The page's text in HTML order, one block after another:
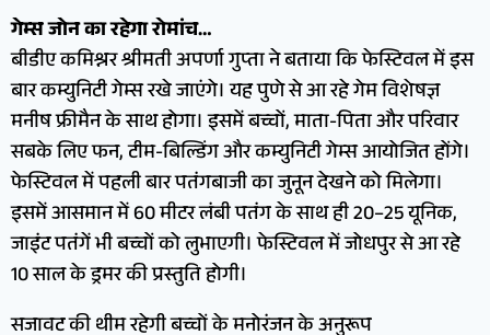
गेम्स जोन का रहेगा रोमांच…
बीडीए कमिश्नर श्रीमती अपर्णा गुप्ता ने बताया कि फेस्टिवल में इस
बार कम्युनिटी गेम्स रखे जाएंगे। यह पुणे से आ रहे गेम विशेषज्ञ
मनीष फ्रीमैन के साथ होगा। इसमें बच्चों, माता-पिता और परिवार
सबके लिए फन, टीम-बिल्डिंग और कम्युनिटी गेम्स आयोजित होंगे।
फेस्टिवल में पहली बार पतंगबाजी का जुनून देखने को मिलेगा।
इसमें आसमान में 60 मीटर लंबी पतंग के साथ ही 20–25 यूनिक,
जाइंट पतंगें भी बच्चों को लुभाएगी। फेस्टिवल में जोधपुर से आ रहे
10 साल के ड्रमर की प्रस्तुति होगी।
सजावट की थीम रहेगी बच्चों के मनोरंजन के अनुरूप